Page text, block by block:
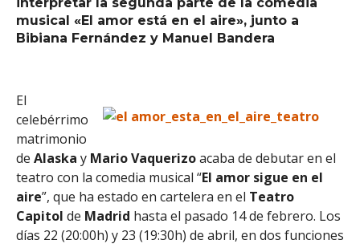
musical «El amor está en el aire», junto a
Bibiana Fernández y Manuel Bandera
El
celebérrimo
matrimonio
de Alaska y Mario Vaquerizoacaba de debutar en el
teatro con la comedia musical “El amor sigue en el
aire”, que ha estado en cartelera en el Teatro
Capitol de Madrid hasta el pasado 14 de febrero. Los
días 22 (20:00h) y 23 (19:30h) de abril, en dos funciones